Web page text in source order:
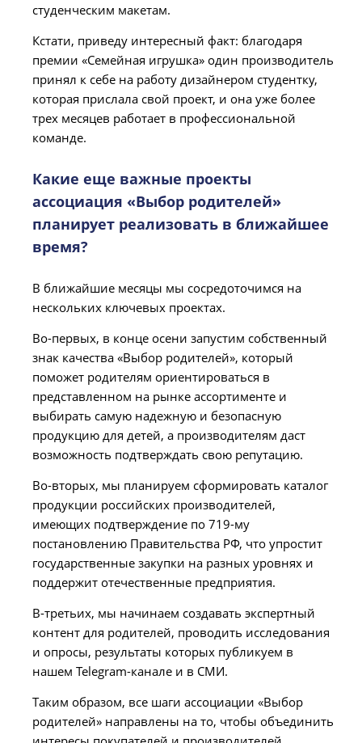
студенческим макетам.
Кстати, приведу интересный факт: благодаря
премии «Семейная игрушка» один производитель
принял к себе на работу дизайнером студентку,
которая прислала свой проект, и она уже более
трех месяцев работает в профессиональной
команде.
Какие еще важные проекты
ассоциация «Выбор родителей»
планирует реализовать в ближайшее
время?
В ближайшие месяцы мы сосредоточимся на
нескольких ключевых проектах.
Во-первых, в конце осени запустим собственный
знак качества «Выбор родителей», который
поможет родителям ориентироваться в
представленном на рынке ассортименте и
выбирать самую надежную и безопасную
продукцию для детей, а производителям даст
возможность подтверждать свою репутацию.
Во-вторых, мы планируем сформировать каталог
продукции российских производителей,
имеющих подтверждение по 719-му
постановлению Правительства РФ, что упростит
государственные закупки на разных уровнях и
поддержит отечественные предприятия.
В-третьих, мы начинаем создавать экспертный
контент для родителей, проводить исследования
и опросы, результаты которых публикуем в
нашем Telegram-канале и в СМИ.
Таким образом, все шаги ассоциации «Выбор
родителей» направлены на то, чтобы объединить